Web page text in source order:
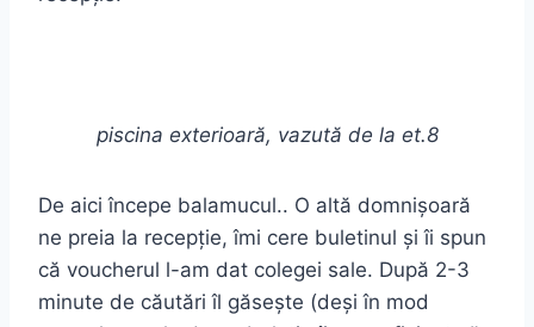
piscina exterioară, vazută de la et.8
De aici începe balamucul.. O altă domnișoară
ne preia la recepție, îmi cere buletinul și îi spun
că voucherul l-am dat colegei sale. După 2-3
minute de căutări îl găsește (deși în mod